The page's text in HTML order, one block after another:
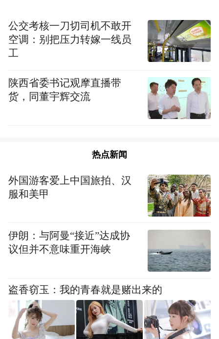
武汉市住房和城市更新局
2024年12月31日
来源： 武汉市住房和城市更新局
“特别声明：以上作品内容(包括在内的视频、图片或音
Notice: The content above (including the videos,
by the user of Dafeng Hao, which is a social media
platform and merely provides information storage
space services.”
公交考核一刀切司机不敢开
空调：别把压力转嫁一线员
工
陕西省委书记观摩直播带
货，同董宇辉交流
热点新闻
外国游客爱上中国旅拍、汉
服和美甲
伊朗：与阿曼“接近”达成协
议但并不意味重开海峡
盗香窃玉：我的青春就是赌出来的